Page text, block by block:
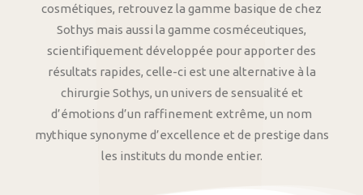
cosmétiques, retrouvez la gamme basique de chez
Sothys mais aussi la gamme cosméceutiques,
scientifiquement développée pour apporter des
résultats rapides, celle-ci est une alternative à la
chirurgie Sothys, un univers de sensualité et
d’émotions d’un raffinement extrême, un nom
mythique synonyme d’excellence et de prestige dans
les instituts du monde entier.